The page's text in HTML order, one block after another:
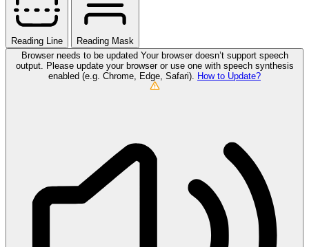
Reading Line
Reading Mask
Browser needs to be updated Your browser doesn’t support speech
output. Please update your browser or use one with speech synthesis
enabled (e.g. Chrome, Edge, Safari).
How to Update?